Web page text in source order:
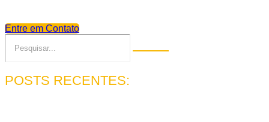
Entre em Contato
POSTS RECENTES: